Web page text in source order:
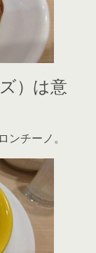
）は意
チーノ。